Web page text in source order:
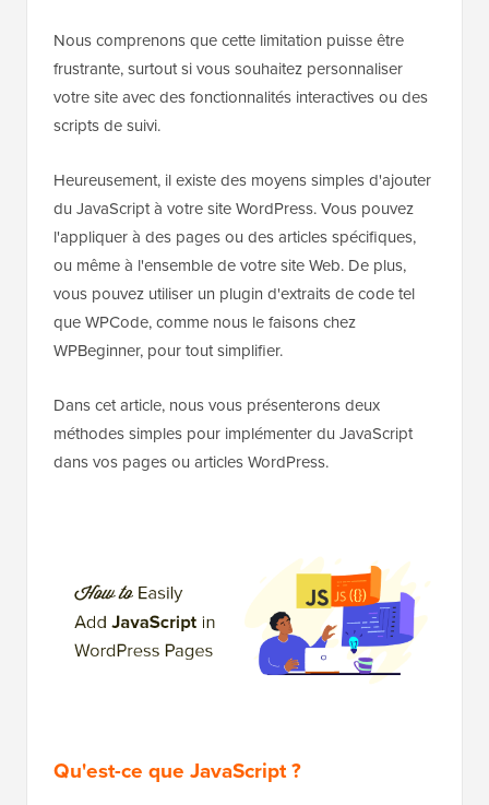
Nous comprenons que cette limitation puisse être
frustrante, surtout si vous souhaitez personnaliser
votre site avec des fonctionnalités interactives ou des
scripts de suivi.
Heureusement, il existe des moyens simples d'ajouter
du JavaScript à votre site WordPress. Vous pouvez
l'appliquer à des pages ou des articles spécifiques,
ou même à l'ensemble de votre site Web. De plus,
vous pouvez utiliser un plugin d'extraits de code tel
que WPCode, comme nous le faisons chez
WPBeginner, pour tout simplifier.
Dans cet article, nous vous présenterons deux
méthodes simples pour implémenter du JavaScript
dans vos pages ou articles WordPress.
Qu'est-ce que JavaScript ?